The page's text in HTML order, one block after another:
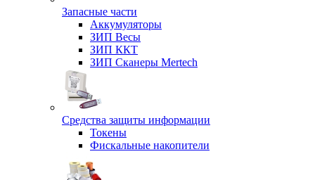
Запасные части
Аккумуляторы
ЗИП Весы
ЗИП ККТ
ЗИП Сканеры Mertech
Средства защиты информации
Токены
Фискальные накопители